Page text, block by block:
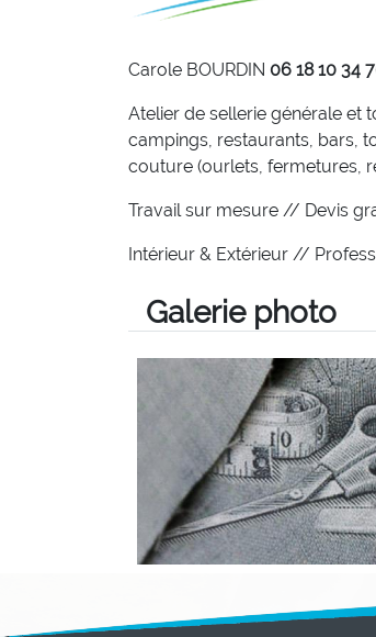
Carole BOURDIN 06 18 10 34
Atelier de sellerie générale et
campings, restaurants, bars,
couture (ourlets, fermetures,
Travail sur mesure // Devis
Intérieur & Extérieur //
Galerie photo